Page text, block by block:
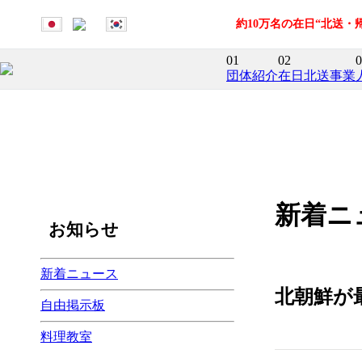
約10万名の在日“北送・
01
団体紹介
02
在日北送事業
お知らせ
新着ニュース
自由掲示板
料理教室
新着ニ
北朝鮮が